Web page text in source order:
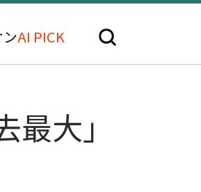
AI PICK
大」